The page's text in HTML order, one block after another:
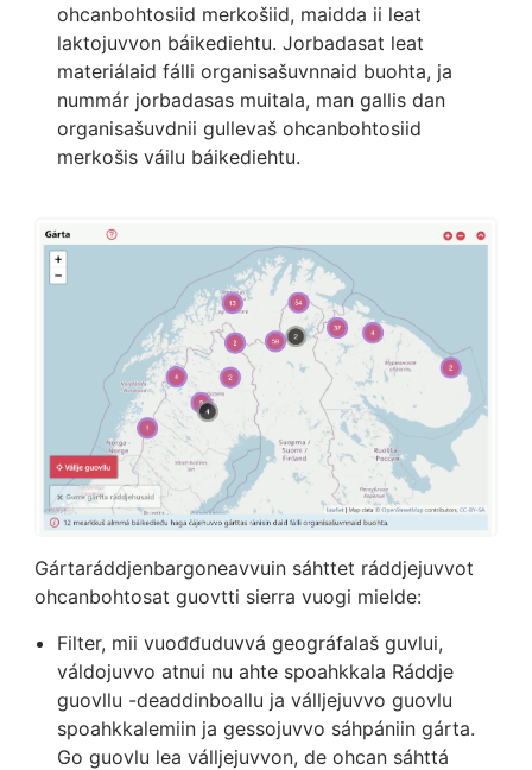
ohcanbohtosiid merkošiid, maidda ii leat
laktojuvvon báikediehtu. Jorbadasat leat
materiálaid fálli organisašuvnnaid buohta, ja
nummár jorbadasas muitala, man gallis dan
organisašuvdnii gullevaš ohcanbohtosiid
merkošis váilu báikediehtu.
Gártaráddjenbargoneavvuin sáhttet ráddjejuvvot
ohcanbohtosat guovtti sierra vuogi mielde:
Filter, mii vuođđuduvvá geográfalaš guvlui,
váldojuvvo atnui nu ahte spoahkkala Ráddje
guovllu -deaddinboallu ja válljejuvvo guovlu
spoahkkalemiin ja gessojuvvo sáhpániin gárta.
Go guovlu lea válljejuvvon, de ohcan sáhttá